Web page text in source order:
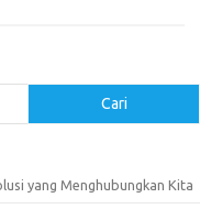
Cari
yang Menghubungkan Kita